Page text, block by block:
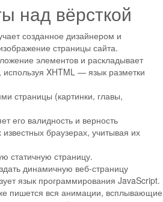
над вёрсткой
созданное дизайнером и
страницы сайта.
элементов и раскладывает
используя XHTML — язык разметки
страницы (картинки, главы,
его валидность и верность
браузерах, учитывая их
статичную страницу.
динамичную веб-страницу
язык программирования JavaScript.
пишется вся анимации, всплывающие